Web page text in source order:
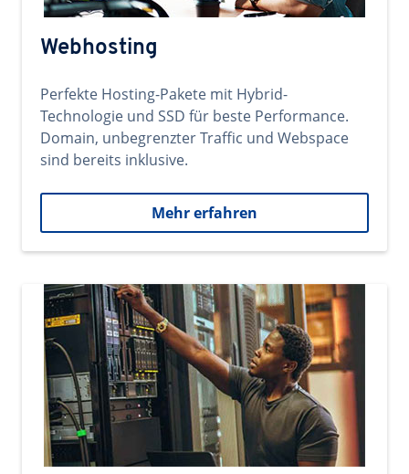
Webhosting
Perfekte Hosting-Pakete mit Hybrid-
Technologie und SSD für beste Performance.
Domain, unbegrenzter Traffic und Webspace
sind bereits inklusive.
Mehr erfahren